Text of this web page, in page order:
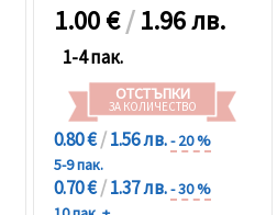
1.00€/1.96 лв.
1-4 пак.
ОТСТЪПКИ
ЗА КОЛИЧЕСТВО
0.80 €/1.56 лв.- 20 %
5-9 пак.
0.70 €/1.37 лв.- 30 %